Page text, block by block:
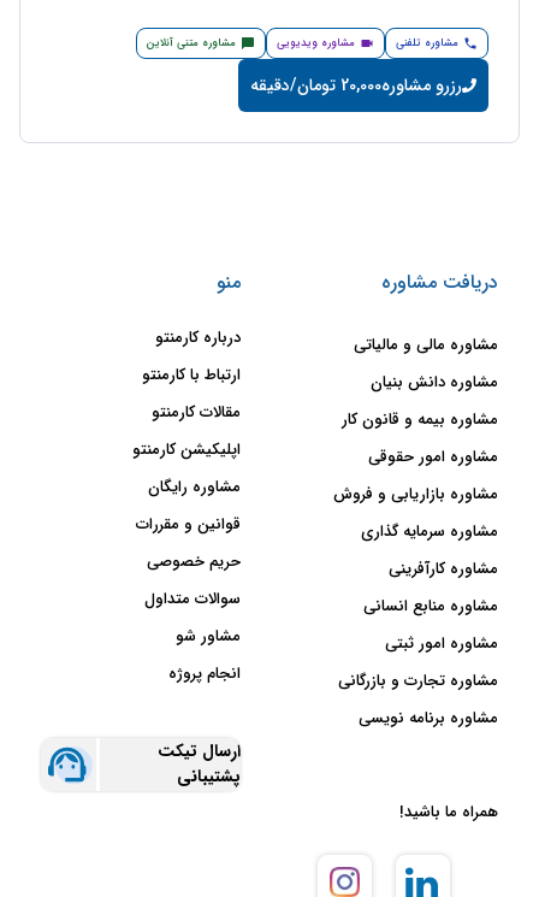
مشاوره تلفنی مشاوره ویدیویی مشاوره متنی آنلاین
رزرو مشاوره20,000 تومان/دقیقه
دریافت مشاوره
مشاوره مالی و مالیاتی
مشاوره دانش بنیان
مشاوره بیمه و قانون کار
مشاوره امور حقوقی
مشاوره بازاریابی و فروش
مشاوره سرمایه گذاری
مشاوره کارآفرینی
مشاوره منابع انسانی
مشاوره امور ثبتی
مشاوره تجارت و بازرگانی
مشاوره برنامه نویسی
منو
درباره کارمنتو
ارتباط با کارمنتو
مقالات کارمنتو
اپلیکیشن کارمنتو
مشاوره رایگان
قوانین و مقررات
حریم خصوصی
سوالات متداول
مشاور شو
انجام پروژه
ارسال تیکت
پشتیبانی
همراه ما باشید!